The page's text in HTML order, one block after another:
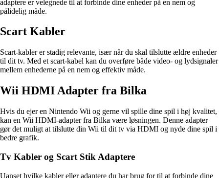
adaptere er velegnede til at forbinde dine enheder på en nem og
pålidelig måde.
Scart Kabler
Scart-kabler er stadig relevante, især når du skal tilslutte ældre enheder
til dit tv. Med et scart-kabel kan du overføre både video- og lydsignaler
mellem enhederne på en nem og effektiv måde.
Wii HDMI Adapter fra Bilka
Hvis du ejer en Nintendo Wii og gerne vil spille dine spil i høj kvalitet,
kan en Wii HDMI-adapter fra Bilka være løsningen. Denne adapter
gør det muligt at tilslutte din Wii til dit tv via HDMI og nyde dine spil i
bedre grafik.
Tv Kabler og Scart Stik Adaptere
Uanset hvilke kabler eller adaptere du har brug for til at forbinde dine